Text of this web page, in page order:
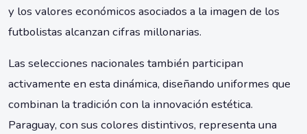
y los valores económicos asociados a la imagen de los
futbolistas alcanzan cifras millonarias.
Las selecciones nacionales también participan
activamente en esta dinámica, diseñando uniformes que
combinan la tradición con la innovación estética.
Paraguay, con sus colores distintivos, representa una